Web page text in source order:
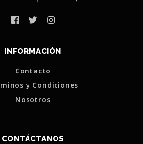
INFORMACIÓN
Contacto
y Condiciones
Nosotros
CONTÁCTANOS